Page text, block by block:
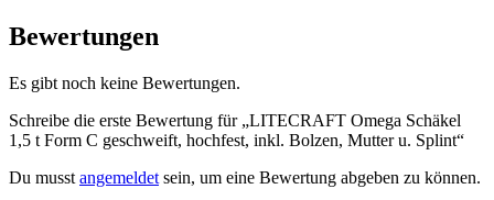
Bewertungen
Es gibt noch keine Bewertungen.
Schreibe die erste Bewertung für „LITECRAFT Omega Schäkel
1,5 t Form C geschweift, hochfest, inkl. Bolzen, Mutter u. Splint“
Du musst angemeldet sein, um eine Bewertung abgeben zu können.